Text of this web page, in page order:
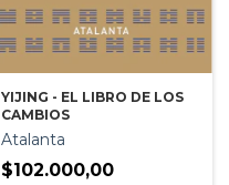
YIJING - EL LIBRO DE LOS
CAMBIOS
Atalanta
$102.000,00